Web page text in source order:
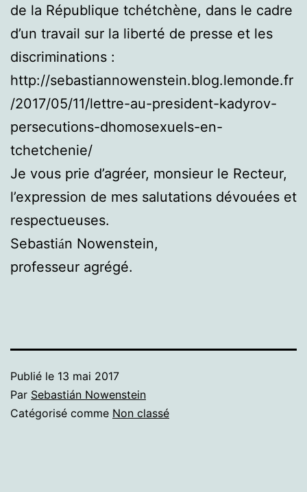
de la République tchétchène, dans le cadre
d’un travail sur la liberté de presse et les
discriminations :
http://sebastiannowenstein.blog.lemonde.fr
/2017/05/11/lettre-au-president-kadyrov-
persecutions-dhomosexuels-en-
tchetchenie/
Je vous prie d’agréer, monsieur le Recteur,
l’expression de mes salutations dévouées et
respectueuses.
Sebastián Nowenstein,
professeur agrégé.
Publié le 13 mai 2017
Par Sebastián Nowenstein
Catégorisé comme Non classé